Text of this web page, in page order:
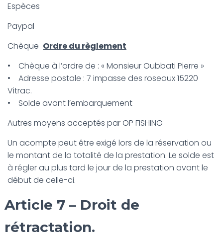
Espèces
Paypal
Chèque Ordre du règlement
• Chèque à l’ordre de : « Monsieur Oubbati Pierre »
• Adresse postale : 7 impasse des roseaux 15220
Vitrac.
• Solde avant l’embarquement
Autres moyens acceptés par OP FISHING
Un acompte peut être exigé lors de la réservation ou
le montant de la totalité de la prestation. Le solde est
à régler au plus tard le jour de la prestation avant le
début de celle-ci.
Article 7 – Droit de
rétractation.